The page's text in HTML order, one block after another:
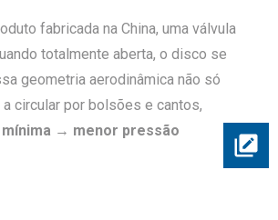
fabricada na China, uma válvula
totalmente aberta, o disco se
geometria aerodinâmica não só
circular por bolsões e cantos,
→ menor pressão